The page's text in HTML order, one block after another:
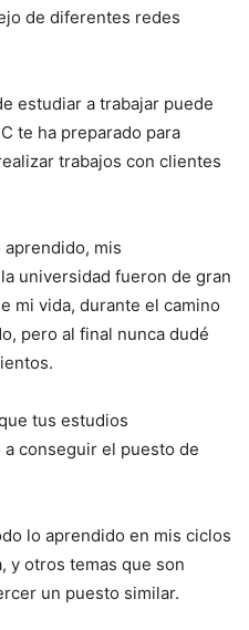
de diferentes redes
estudiar a trabajar puede
te ha preparado para
trabajos con clientes
aprendido, mis
universidad fueron de gran
mi vida, durante el camino
pero al final nunca dudé
tus estudios
conseguir el puesto de
lo aprendido en mis ciclos
y otros temas que son
un puesto similar.